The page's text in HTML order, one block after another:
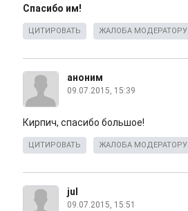
Спасибо им!
ЦИТИРОВАТЬ ЖАЛОБА МОДЕРАТОРУ
аноним
09.07.2015, 15:39
Кирпич, спасибо большое!
ЦИТИРОВАТЬ ЖАЛОБА МОДЕРАТОРУ
jul
09.07.2015, 15:51